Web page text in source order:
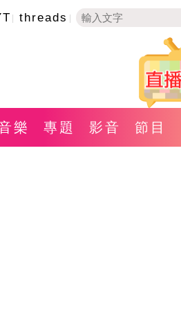
threads
樂 專題 影音 節目